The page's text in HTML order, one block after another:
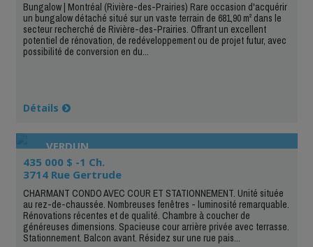
Bungalow | Montréal (Rivière-des-Prairies) Rare occasion d'acquérir
un bungalow détaché situé sur un vaste terrain de 681,90 m² dans le
secteur recherché de Rivière-des-Prairies. Offrant un excellent
potentiel de rénovation, de redéveloppement ou de projet futur, avec
possibilité de conversion en du...
Détails
VERDUN
435 000 $ -1 Ch.
3714 Rue Gertrude
CHARMANT CONDO AVEC COUR ET STATIONNEMENT. Unité située
au rez-de-chaussée. Nombreuses fenêtres - luminosité remarquable.
Rénovations récentes et de qualité. Chambre à coucher de
généreuses dimensions. Spacieuse cour arrière privée avec terrasse.
Stationnement. Balcon avant. Résidez sur une rue pais...